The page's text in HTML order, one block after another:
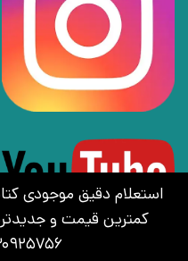
استعلام دقیق موجودی